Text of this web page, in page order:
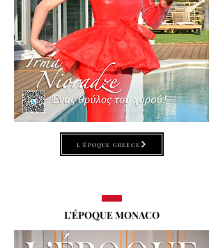
L'ÉPOQUE GREECE
L'ÉPOQUE MONACO